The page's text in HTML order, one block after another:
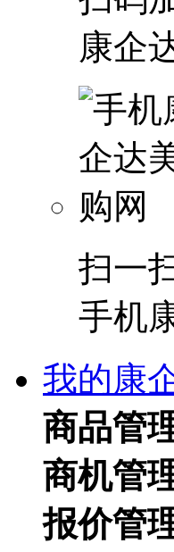
康企
扫一
手机
我的康
商品管
商机管
报价管